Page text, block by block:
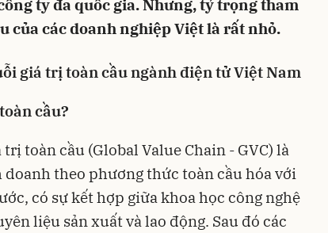
ty đa quốc gia. Nhưng, tỷ trọng tham
của các doanh nghiệp Việt là rất nhỏ.
giá trị toàn cầu ngành điện tử Việt Nam
cầu?
toàn cầu (Global Value Chain - GVC) là
theo phương thức toàn cầu hóa với
có sự kết hợp giữa khoa học công nghệ
liệu sản xuất và lao động. Sau đó các